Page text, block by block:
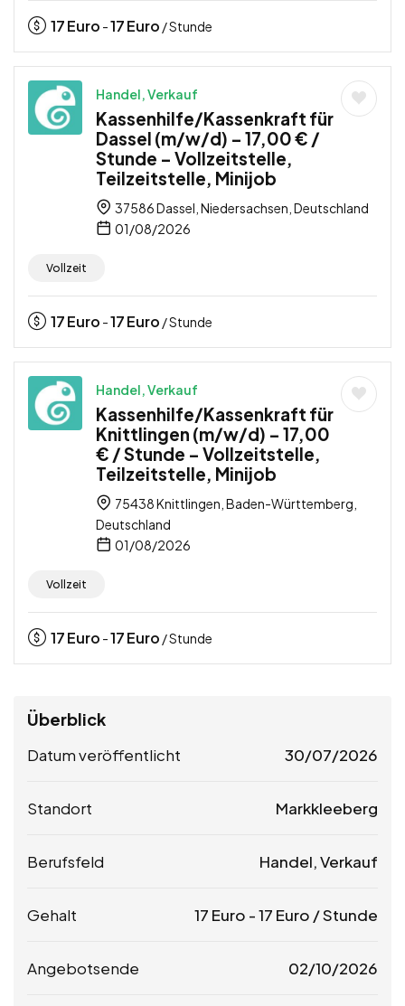
17Euro -17Euro / Stunde
Handel, Verkauf
Kassenhilfe/Kassenkraft für
Dassel (m/w/d) – 17,00 € /
Stunde – Vollzeitstelle,
Teilzeitstelle, Minijob
37586 Dassel, Niedersachsen, Deutschland
01/08/2026
Vollzeit
17Euro -17Euro / Stunde
Handel, Verkauf
Kassenhilfe/Kassenkraft für
Knittlingen (m/w/d) – 17,00
€ / Stunde – Vollzeitstelle,
Teilzeitstelle, Minijob
75438 Knittlingen, Baden-Württemberg,
Deutschland
01/08/2026
Vollzeit
17Euro -17Euro / Stunde
Überblick
Datum veröffentlicht 30/07/2026
Standort Markkleeberg
Berufsfeld Handel, Verkauf
Gehalt 17 Euro -17 Euro / Stunde
Angebotsende 02/10/2026